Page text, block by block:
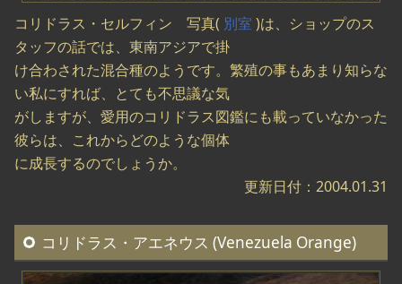
コリドラス・セルフィン 写真( 別室 )は、ショップのス
タッフの話では、東南アジアで掛
け合わされた混合種のようです。繁殖の事もあまり知らな
い私にすれば、とても不思議な気
がしますが、愛用のコリドラス図鑑にも載っていなかった
彼らは、これからどのような個体
に成長するのでしょうか。
更新日付：2004.01.31
コリドラス・アエネウス (Venezuela Orange)